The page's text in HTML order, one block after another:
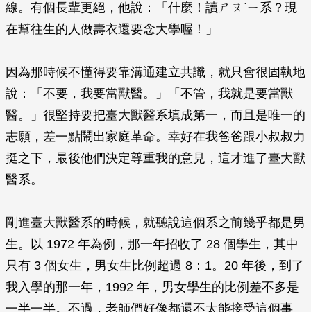
線。有個長輩更絕，他說：「什麼！讀ㄕㄡˋㄧ系？現
在幫往生的人做壽衣還要念大學喔！」
因為那時候不懂得要靠溝通建立共識，就只會很固執地
說：「不要，我要當獸醫。」「不管，我就是要當獸
醫。」很堅持要把臺大獸醫系填成第一，而且是唯一的
志願，差一點鬧出家庭革命。幸好在我爸爸跟小叔叔力
挺之下，最後他們決定尊重我的意見，這才進了臺大獸
醫系。
剛進臺大獸醫系的時候，就聽說這個系之前幾乎都是男
生。以 1972 年為例，那一年招收了 28 個學生，其中
只有 3 個女生，男女生比例超過 8：1。20 年後，到了
我入學的那一年，1992 年，男女學生的比例差不多是
一半一半。不過，老師們好像都還不太能接受這個事